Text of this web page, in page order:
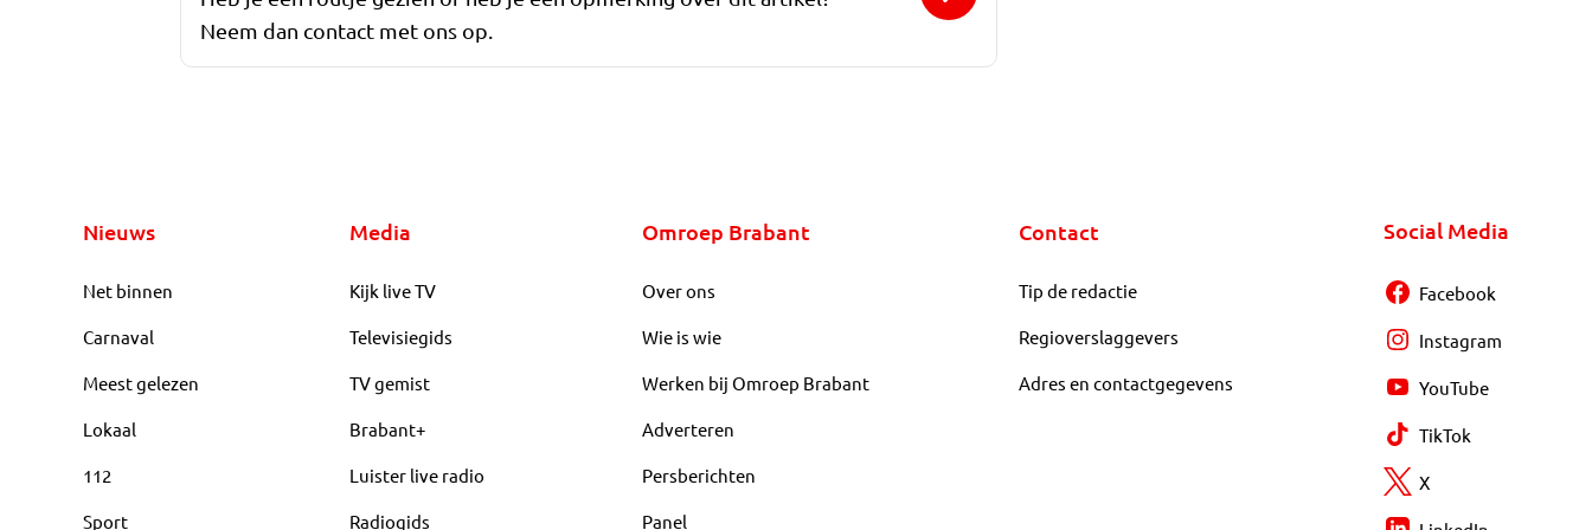
Neem dan contact met ons op.
Nieuws
Net binnen
Carnaval
Meest gelezen
Lokaal
112
Sport
Media
Kijk live TV
Televisiegids
TV gemist
Brabant+
Luister live radio
Radiogids
Omroep Brabant
Over ons
Wie is wie
Werken bij Omroep Brabant
Adverteren
Persberichten
Panel
Contact
Tip de redactie
Regioverslaggevers
Adres en contactgegevens
Social Media
Facebook
Instagram
YouTube
TikTok
X